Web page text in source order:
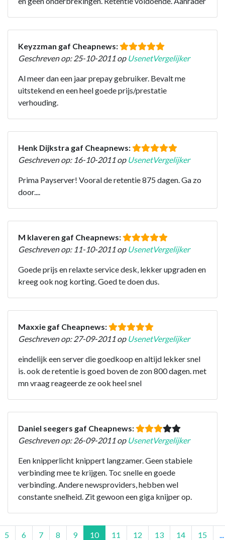
Keyzzman gaf Cheapnews:
Geschreven op: 25-10-2011 op UsenetVergelijker
Al meer dan een jaar prepay gebruiker. Bevalt me
uitstekend en een heel goede prijs/prestatie
verhouding.
Henk Dijkstra gaf Cheapnews:
Geschreven op: 16-10-2011 op UsenetVergelijker
Prima Payserver! Vooral de retentie 875 dagen. Ga zo
door....
M klaveren gaf Cheapnews:
Geschreven op: 11-10-2011 op UsenetVergelijker
Goede prijs en relaxte service desk, lekker upgraden en
kreeg ook nog korting. Goed te doen dus.
Maxxie gaf Cheapnews:
Geschreven op: 27-09-2011 op UsenetVergelijker
eindelijk een server die goedkoop en altijd lekker snel
is. ook de retentie is goed boven de zon 800 dagen. met
mn vraag reageerde ze ook heel snel
Daniel seegers gaf Cheapnews:
Geschreven op: 26-09-2011 op UsenetVergelijker
Een knipperlicht knippert langzamer. Geen stabiele
verbinding mee te krijgen. Toc snelle en goede
verbinding. Andere newsproviders, hebben wel
constante snelheid. Zit gewoon een giga knijper op.
5 6 7 8 9 10 11 12 13 14 15